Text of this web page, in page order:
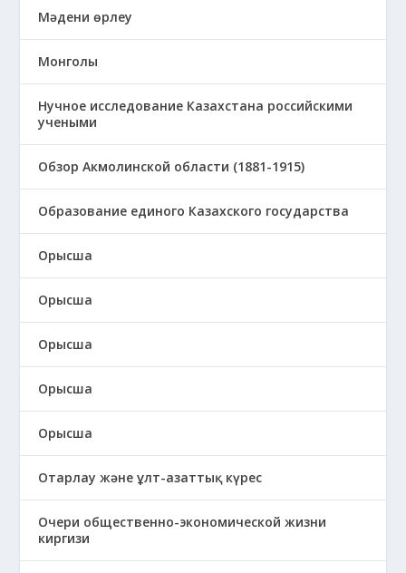
Мәдени өрлеу
Монголы
Нучное исследование Казахстана российскими
учеными
Обзор Акмолинской области (1881-1915)
Образование единого Казахского государства
Орысша
Орысша
Орысша
Орысша
Орысша
Отарлау және ұлт-азаттық күрес
Очери общественно-экономической жизни
киргизи